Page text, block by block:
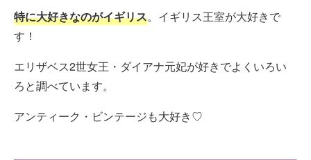
特に大好きなのがイギリス。イギリス王室が大好きで
す！
エリザベス2世女王・ダイアナ元妃が好きでよくいろい
ろと調べています。
アンティーク・ビンテージも大好き♡